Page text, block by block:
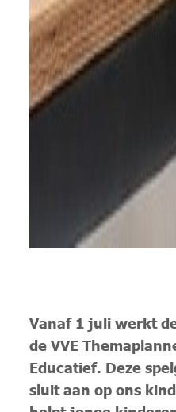
Vanaf 1 juli werkt
de VVE
Educatief. Deze
sluit aan op ons